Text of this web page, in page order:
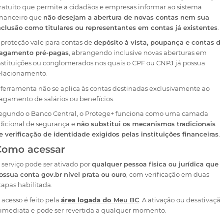
que permite a cidadãos e empresas informar ao sistema
que não desejam a abertura de novas contas nem sua
como titulares ou representantes em contas já existentes.
proteção vale para contas dedepósito à vista, poupança e contas
pré-pagas, abrangendo inclusive novas aberturas em
ou conglomerados nos quais o CPF ou CNPJ já possua
ferramenta não se aplica às contas destinadas exclusivamente ao
de salários ou benefícios.
o Banco Central, o Protege+ funciona como uma camada
de segurança e não substitui os mecanismos tradicionais
verificação de identidade exigidos pelas instituições financeiras.
acessar
serviço pode ser ativado porqualquer pessoa física ou jurídica que
conta gov.br nível prata ou ouro, com verificação em duas
habilitada.
acesso é feito pela área logada do Meu BC. A ativação ou
e pode ser revertida a qualquer momento.